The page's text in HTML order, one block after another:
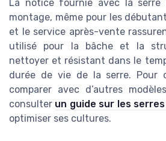
La notice fournie avec la serre
montage, même pour les
et le service après-vente
utilisé pour la bâche et la
nettoyer et résistant dans le
durée de vie de la serre. Pour
comparer avec d’autres
consulter un guide sur les
optimiser ses cultures.